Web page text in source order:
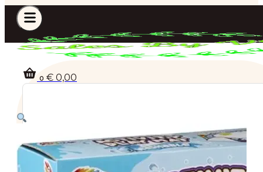
0 € 0,00
Geen producten in de winkelwagen.